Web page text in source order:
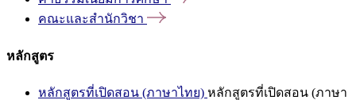
คณะและสำนักวิชา
หลักสูตร
หลักสูตรที่เปิดสอน (ภาษาไทย) หลักสูตรที่เปิดสอน (ภาษา